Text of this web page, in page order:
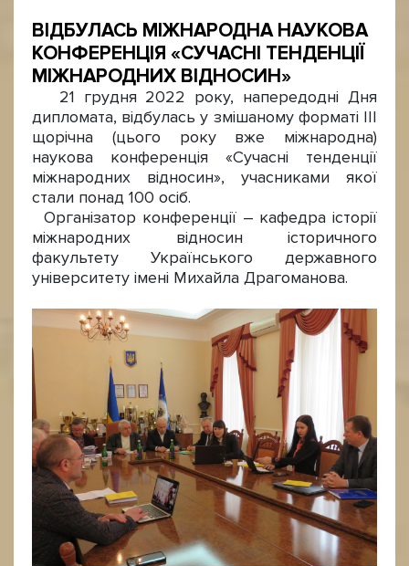
ВІДБУЛАСЬ МІЖНАРОДНА НАУКОВА
КОНФЕРЕНЦІЯ «СУЧАСНІ ТЕНДЕНЦІЇ
МІЖНАРОДНИХ ВІДНОСИН»
21 грудня 2022 року, напередодні Дня
дипломата, відбулась у змішаному форматі ІІІ
щорічна (цього року вже міжнародна)
наукова конференція «Сучасні тенденції
міжнародних відносин», учасниками якої
стали понад 100 осіб.
Організатор конференції – кафедра історії
міжнародних відносин історичного
факультету Українського державного
університету імені Михайла Драгоманова.